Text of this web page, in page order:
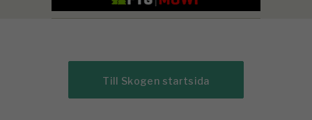
Till Skogen startsida